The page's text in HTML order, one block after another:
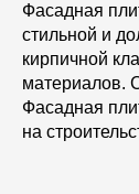
Фасадная
стильной и
кирпичной
материалов.
Фасадная
на